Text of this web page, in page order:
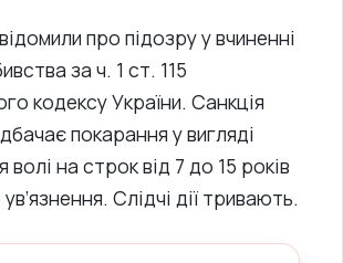
про підозру у вчиненні
за ч. 1 ст. 115
кодексу України. Санкція
покарання у вигляді
волі на строк від 7 до 15 років
Слідчі дії тривають.